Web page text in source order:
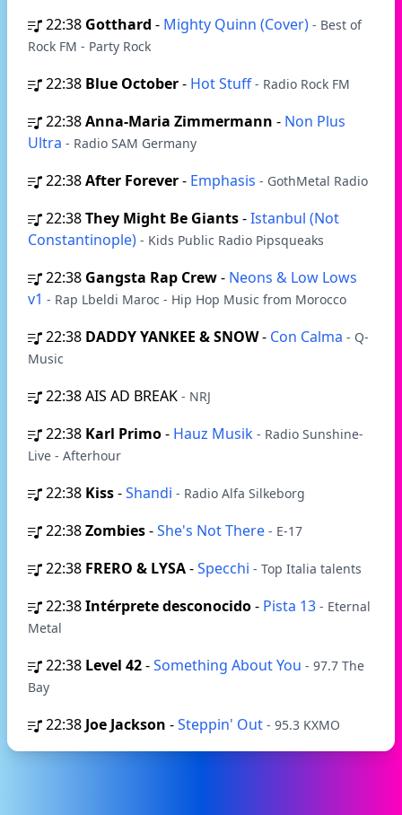
22:38 Gotthard - Mighty Quinn (Cover) - Best of
Rock FM - Party Rock
22:38 Blue October- Hot Stuff- Radio Rock FM
22:38Anna-Maria Zimmermann - Non Plus
Ultra - Radio SAM Germany
22:38After Forever- Emphasis - GothMetal Radio
22:38They Might Be Giants-Istanbul (Not
Constantinople) - Kids Public Radio Pipsqueaks
22:38 Gangsta Rap Crew- Neons & Low Lows
v1 - Rap Lbeldi Maroc - Hip Hop Music from Morocco
22:38 DADDY YANKEE & SNOW- Con Calma - Q-
Music
22:38AIS AD BREAK - NRJ
22:38 Karl Primo- Hauz Musik - Radio Sunshine-
Live - Afterhour
22:38 Kiss-Shandi - Radio Alfa Silkeborg
22:38Zombies-She's Not There - E-17
22:38 FRERO & LYSA-Specchi - Top Italia talents
22:38Intérprete desconocido- Pista 13 - Eternal
Metal
22:38 Level 42-Something About You - 97.7 The
Bay
22:38 Joe Jackson -Steppin' Out - 95.3 KXMO